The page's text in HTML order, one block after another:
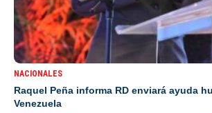
NACIONALES
Raquel Peña informa RD enviará ayuda
Venezuela